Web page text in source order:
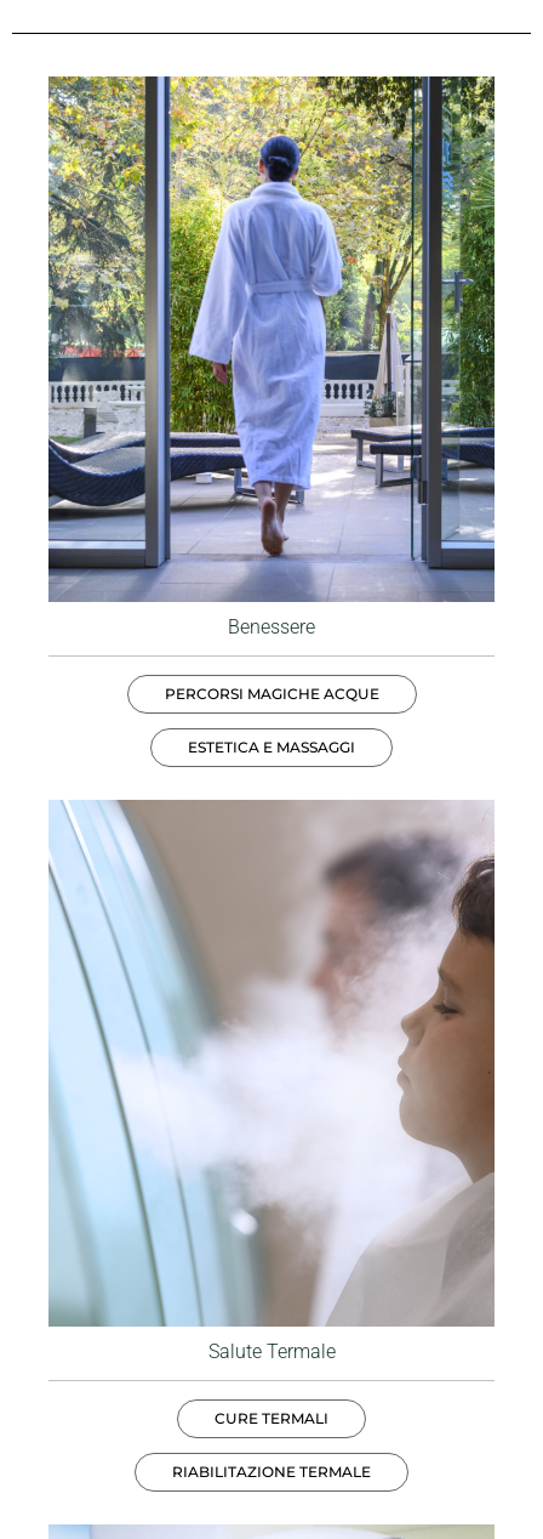
Benessere
PERCORSI MAGICHE ACQUE
ESTETICA E MASSAGGI
Salute Termale
CURE TERMALI
RIABILITAZIONE TERMALE